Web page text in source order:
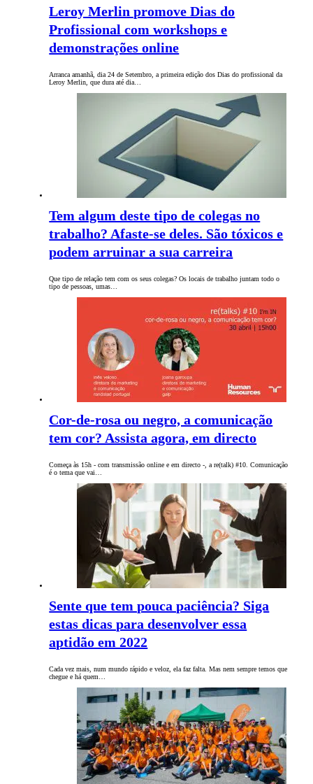
Leroy Merlin promove Dias do
Profissional com workshops e
demonstrações online
Arranca amanhã, dia 24 de Setembro, a primeira edição dos Dias do profissional da
Leroy Merlin, que dura até dia…
Tem algum deste tipo de colegas no
trabalho? Afaste-se deles. São tóxicos e
podem arruinar a sua carreira
Que tipo de relação tem com os seus colegas? Os locais de trabalho juntam todo o
tipo de pessoas, umas…
Cor-de-rosa ou negro, a comunicação
tem cor? Assista agora, em directo
Começa às 15h - com transmissão online e em directo -, a re(talk) #10. Comunicação
é o tema que vai…
Sente que tem pouca paciência? Siga
estas dicas para desenvolver essa
aptidão em 2022
Cada vez mais, num mundo rápido e veloz, ela faz falta. Mas nem sempre temos que
chegue e há quem…